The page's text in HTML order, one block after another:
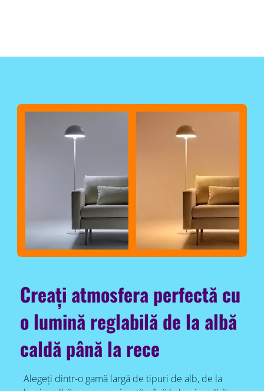
Creați atmosfera perfectă cu
o lumină reglabilă de la albă
caldă până la rece
Alegeți dintr-o gamă largă de tipuri de alb, de la